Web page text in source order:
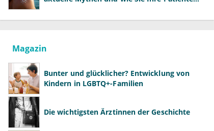
Magazin
Bunter und glücklicher? Entwicklung von
Kindern in LGBTQ+-Familien
Die wichtigsten Ärztinnen der Geschichte